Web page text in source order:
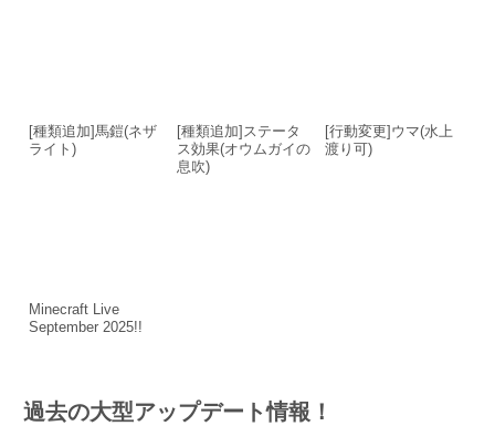
[種類追加]馬鎧(ネザ
ライト)
[種類追加]ステータ
ス効果(オウムガイの
息吹)
[行動変更]ウマ(水上
渡り可)
Minecraft Live
September 2025!!
過去の大型アップデート情報！